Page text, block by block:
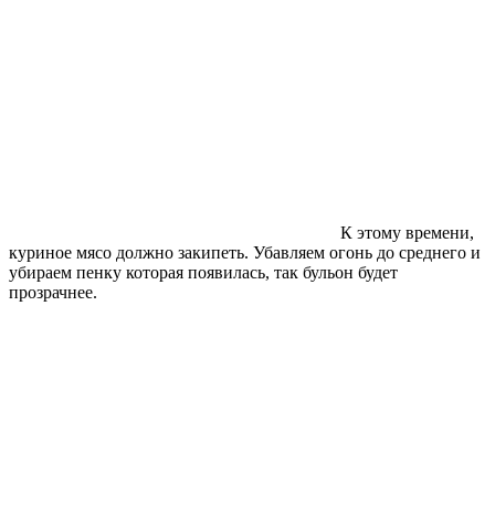
К этому времени,
куриное мясо должно закипеть. Убавляем огонь до среднего и
убираем пенку которая появилась, так бульон будет
прозрачнее.